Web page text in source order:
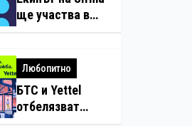
нарушения с
дронове
ще участва в
създаването на
стандарти за
навлизане на
изкуствен
интелект в
Любопитно
БТС и Yettel
отбелязват